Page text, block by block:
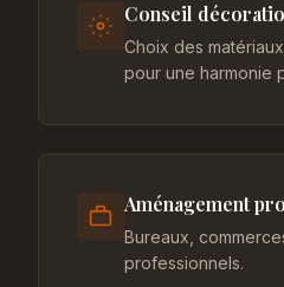
Conseil
Choix des
pour une harmonie
Aménagement pro
Bureaux,
professionnels.